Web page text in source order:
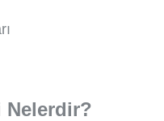
Nelerdir?